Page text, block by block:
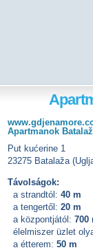
Apartmanok
Put kućerine 1
23275 Batalaža
Távolságok:
a strandtól: 40 m
a tengertől: 20 m
a központjától: 700
élelmiszer üzlet
a étterem: 50 m